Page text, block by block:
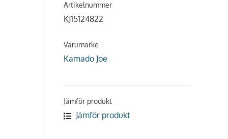
Artikelnummer
KJ15124822
Varumärke
Kamado Joe
Jämför produkt
Jämför produkt